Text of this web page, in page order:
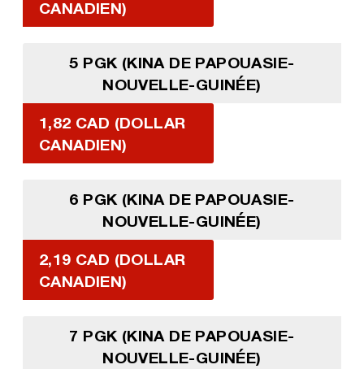
CANADIEN)
5 PGK (KINA DE PAPOUASIE-
NOUVELLE-GUINÉE)
1,82 CAD (DOLLAR
CANADIEN)
6 PGK (KINA DE PAPOUASIE-
NOUVELLE-GUINÉE)
2,19 CAD (DOLLAR
CANADIEN)
7 PGK (KINA DE PAPOUASIE-
NOUVELLE-GUINÉE)